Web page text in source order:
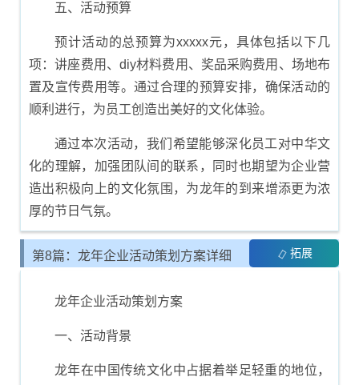
五、活动预算
预计活动的总预算为xxxxx元，具体包括以下几
项：讲座费用、diy材料费用、奖品采购费用、场地布
置及宣传费用等。通过合理的预算安排，确保活动的
顺利进行，为员工创造出美好的文化体验。
通过本次活动，我们希望能够深化员工对中华文
化的理解，加强团队间的联系，同时也期望为企业营
造出积极向上的文化氛围，为龙年的到来增添更为浓
厚的节日气氛。
第8篇：龙年企业活动策划方案详细 拓展
龙年企业活动策划方案
一、活动背景
龙年在中国传统文化中占据着举足轻重的地位，